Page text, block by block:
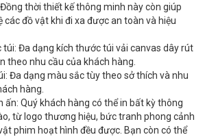
thời thiết kế thông minh này còn giúp
các đồ vật khi đi xa được an toàn và hiệu
túi: Đa dạng kích thước túi vải canvas dây rút
theo nhu cầu của khách hàng.
Đa dạng màu sắc tùy theo sở thích và nhu
hàng.
ấn: Quý khách hàng có thể in bất kỳ thông
từ logo thương hiệu, bức tranh phong cảnh
phim hoạt hình đều được. Bạn còn có thể